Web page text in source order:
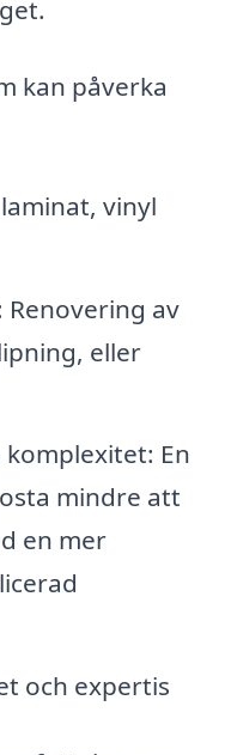
kan påverka
vinyl
av
eller
En
mindre att
en mer
och expertis